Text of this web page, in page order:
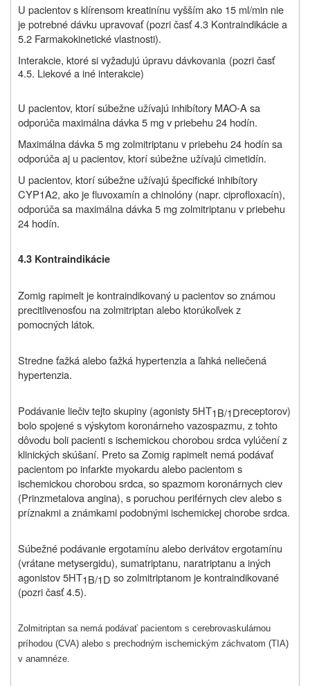
U pacientov s klírensom kreatinínu vyšším ako 15 ml/min nie
je potrebné dávku upravovať (pozri časť 4.3 Kontraindikácie a
5.2 Farmakokinetické vlastnosti).
Interakcie, ktoré si vyžadujú úpravu dávkovania (pozri časť
4.5. Liekové a iné interakcie)
U pacientov, ktorí súbežne užívajú inhibítory MAO-A sa
odporúča maximálna dávka 5 mg v priebehu 24 hodín.
Maximálna dávka 5 mg zolmitriptanu v priebehu 24 hodín sa
odporúča aj u pacientov, ktorí súbežne užívajú cimetidín.
U pacientov, ktorí súbežne užívajú špecifické inhibítory
CYP1A2, ako je fluvoxamín a chinolóny (napr. ciprofloxacín),
odporúča sa maximálna dávka 5 mg zolmitriptanu v priebehu
24 hodín.
4.3 Kontraindikácie
Zomig rapimelt je kontraindikovaný u pacientov so známou
precitlivenosťou na zolmitriptan alebo ktorúkoľvek z
pomocných látok.
Stredne ťažká alebo ťažká hypertenzia a ľahká neliečená
hypertenzia.
Podávanie liečiv tejto skupiny (agonisty 5HT1B/1Dreceptorov)
bolo spojené s výskytom koronárneho vazospazmu, z tohto
dôvodu boli pacienti s ischemickou chorobou srdca vylúčení z
klinických skúšaní. Preto sa Zomig rapimelt nemá podávať
pacientom po infarkte myokardu alebo pacientom s
ischemickou chorobou srdca, so spazmom koronárnych ciev
(Prinzmetalova angina), s poruchou periférnych ciev alebo s
príznakmi a známkami podobnými ischemickej chorobe srdca.
Súbežné podávanie ergotamínu alebo derivátov ergotamínu
(vrátane metysergidu), sumatriptanu, naratriptanu a iných
agonistov 5HT1B/1D so zolmitriptanom je kontraindikované
(pozri časť 4.5).
Zolmitriptan sa nemá podávať pacientom s cerebrovaskulárnou
príhodou (CVA) alebo s prechodným ischemickým záchvatom (TIA)
v anamnéze.